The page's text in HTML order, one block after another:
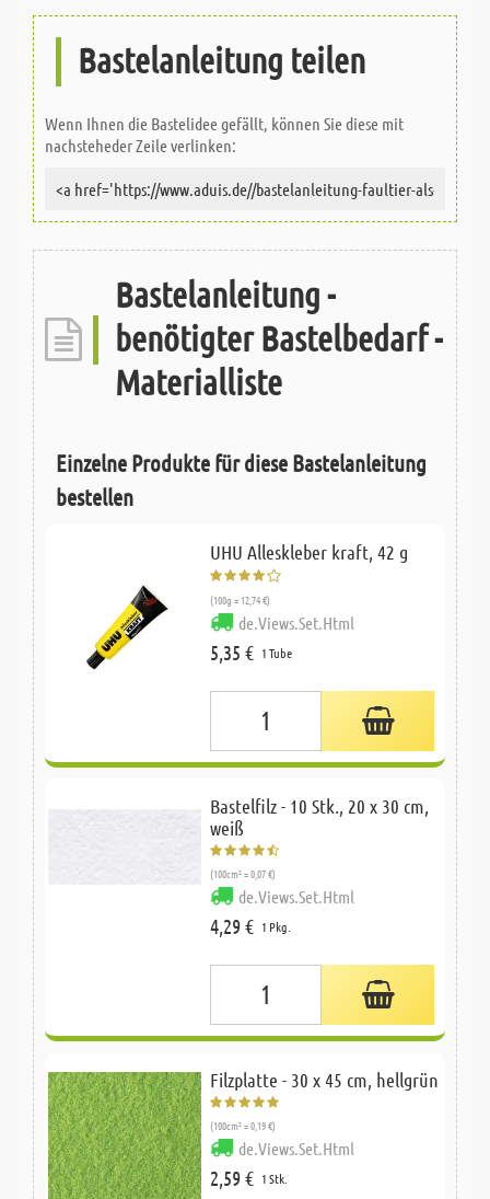
Bastelanleitung teilen
Wenn Ihnen die Bastelidee gefällt, können Sie diese mit
nachsteheder Zeile verlinken:
Bastelanleitung -
benötigter Bastelbedarf -
Materialliste
Einzelne Produkte für diese Bastelanleitung
bestellen
UHU Alleskleber kraft, 42 g
(100g = 12,74 €)
de.Views.Set.Html
5,35 € 1 Tube
Bastelfilz - 10 Stk., 20 x 30 cm,
weiß
(100cm² = 0,07 €)
de.Views.Set.Html
4,29 € 1 Pkg.
Filzplatte - 30 x 45 cm, hellgrün
(100cm² = 0,19 €)
de.Views.Set.Html
2,59 € 1 Stk.